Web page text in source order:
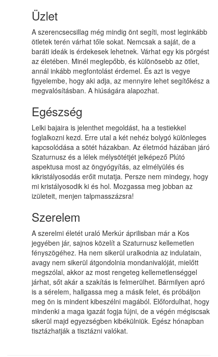
Üzlet
A szerencsecsillag még mindig önt segíti, most leginkább
ötletek terén várhat tőle sokat. Nemcsak a saját, de a
baráti ideák is érdekesek lehetnek. Várhat egy kis pörgést
az életében. Minél meglepőbb, és különösebb az ötlet,
annál inkább megfontolást érdemel. És azt is vegye
figyelembe, hogy aki adja, az mennyire lehet segítőkész a
megvalósításban. A hiúságára alapozhat.
Egészség
Lelki bajaira is jelenthet megoldást, ha a testiekkel
foglalkozni kezd. Erre utal a két nehéz bolygó különleges
kapcsolódása a sötét házakban. Az életmód házában járó
Szaturnusz és a lélek mélysötétjét jelképező Plútó
aspektusa most az öngyógyítás, az elmélyülés és
kikristályosodás erőit mutatja. Persze nem mindegy, hogy
mi kristályosodik ki és hol. Mozgassa meg jobban az
izületeit, menjen talpmasszázsra!
Szerelem
A szerelmi életét uraló Merkúr áprilisban már a Kos
jegyében jár, sajnos közelít a Szaturnusz kellemetlen
fényszögéhez. Ha nem sikerül uralkodnia az indulatain,
avagy nem sikerül átgondolnia mondanivalóját, mielőtt
megszólal, akkor az most rengeteg kellemetlenséggel
járhat, sőt akár a szakítás is felmerülhet. Bármilyen apró
is a sérelem, hallgassa meg a másik felet, és próbáljon
meg ön is mindent kibeszélni magából. Előfordulhat, hogy
mindenki a maga igazát fogja fújni, de a végén mégiscsak
sikerül majd egyezségben kibékülniük. Egész hónapban
tisztázhatják a tisztázni valókat.